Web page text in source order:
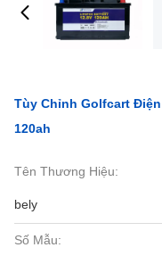
Tùy Chỉnh Golfcart
120ah
Tên Thương Hiệu:
bely
Số Mẫu: